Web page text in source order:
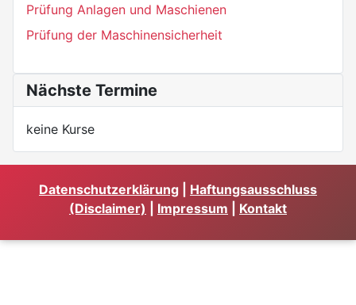
Prüfung Anlagen und Maschienen
Prüfung der Maschinensicherheit
Nächste Termine
keine Kurse
Datenschutzerklärung
Haftungsausschluss
(Disclaimer)
Impressum Kontakt